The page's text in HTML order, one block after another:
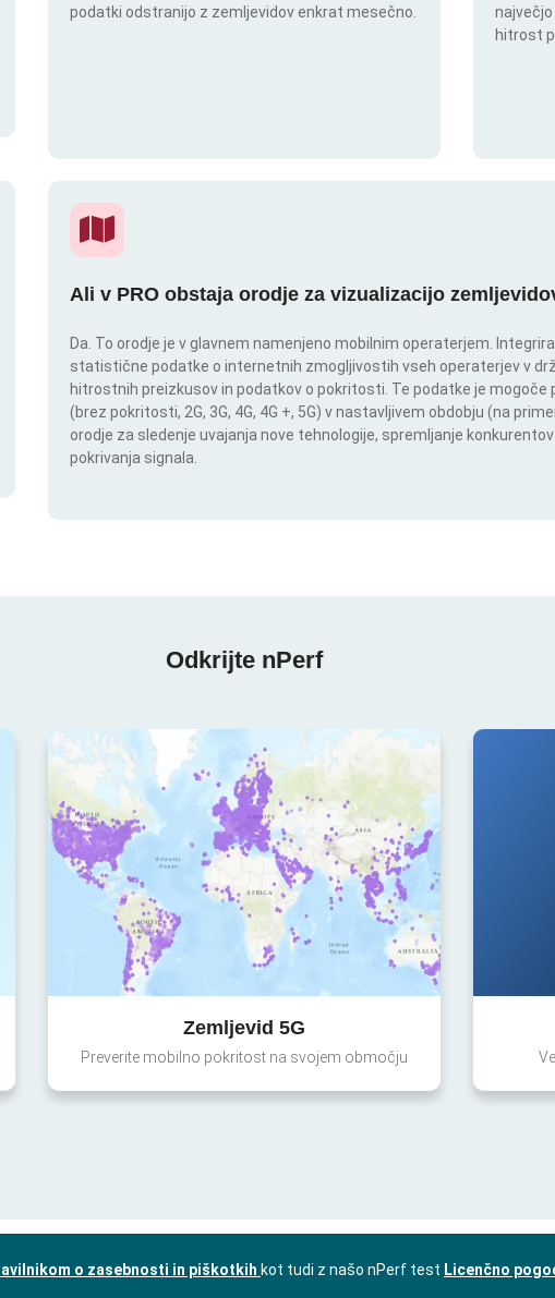
podatki odstranijo z zemljevidov enkrat mesečno.
hitrost
Ali v PRO obstaja orodje za vizualizacijo
Da. To orodje je v glavnem namenjeno mobilnim operaterjem.
statistične podatke o internetnih zmogljivostih vseh operaterjev v
hitrostnih preizkusov in podatkov o pokritosti. Te podatke je
(brez pokritosti, 2G, 3G, 4G, 4G +, 5G) v nastavljivem obdobju (na
orodje za sledenje uvajanja nove tehnologije, spremljanje
pokrivanja signala.
Odkrijte nPerf
Zemljevid 5G
Preverite mobilno pokritost na svojem območju
o zasebnosti in piškotkih kot tudi z našo nPerf test Licenčno